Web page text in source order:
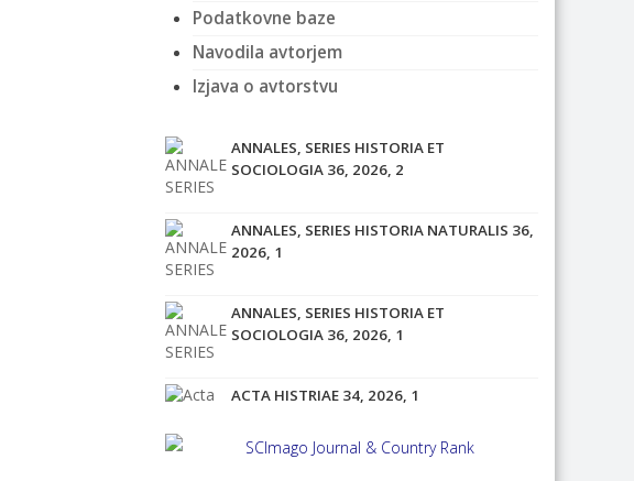
Podatkovne baze
Navodila avtorjem
Izjava o avtorstvu
ANNALES, SERIES HISTORIA ET
SOCIOLOGIA 36, 2026, 2
ANNALES, SERIES HISTORIA NATURALIS 36,
2026, 1
ANNALES, SERIES HISTORIA ET
SOCIOLOGIA 36, 2026, 1
ACTA HISTRIAE 34, 2026, 1